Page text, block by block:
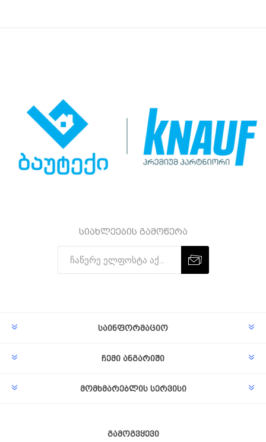
სიახლეების გამოწერა
საინფორმაციო
ჩემი ანგარიში
მომხმარებლის სერვისი
გამოგვყევი